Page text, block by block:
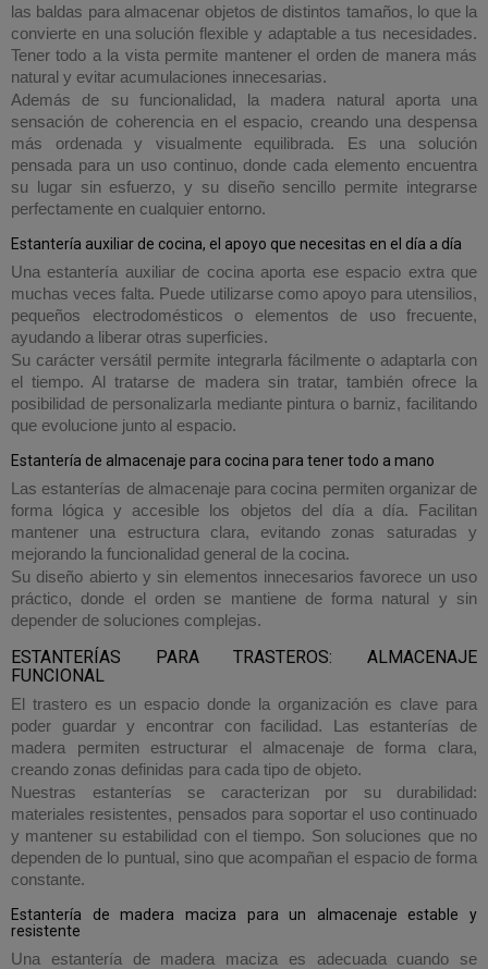
las baldas para almacenar objetos de distintos tamaños, lo que la
convierte en una solución flexible y adaptable a tus necesidades.
Tener todo a la vista permite mantener el orden de manera más
natural y evitar acumulaciones innecesarias.
Además de su funcionalidad, la madera natural aporta una
sensación de coherencia en el espacio, creando una despensa
más ordenada y visualmente equilibrada. Es una solución
pensada para un uso continuo, donde cada elemento encuentra
su lugar sin esfuerzo, y su diseño sencillo permite integrarse
perfectamente en cualquier entorno.
Estantería auxiliar de cocina, el apoyo que necesitas en el día a día
Una estantería auxiliar de cocina aporta ese espacio extra que
muchas veces falta. Puede utilizarse como apoyo para utensilios,
pequeños electrodomésticos o elementos de uso frecuente,
ayudando a liberar otras superficies.
Su carácter versátil permite integrarla fácilmente o adaptarla con
el tiempo. Al tratarse de madera sin tratar, también ofrece la
posibilidad de personalizarla mediante pintura o barniz, facilitando
que evolucione junto al espacio.
Estantería de almacenaje para cocina para tener todo a mano
Las estanterías de almacenaje para cocina permiten organizar de
forma lógica y accesible los objetos del día a día. Facilitan
mantener una estructura clara, evitando zonas saturadas y
mejorando la funcionalidad general de la cocina.
Su diseño abierto y sin elementos innecesarios favorece un uso
práctico, donde el orden se mantiene de forma natural y sin
depender de soluciones complejas.
ESTANTERÍAS PARA TRASTEROS: ALMACENAJE
FUNCIONAL
El trastero es un espacio donde la organización es clave para
poder guardar y encontrar con facilidad. Las estanterías de
madera permiten estructurar el almacenaje de forma clara,
creando zonas definidas para cada tipo de objeto.
Nuestras estanterías se caracterizan por su durabilidad:
materiales resistentes, pensados para soportar el uso continuado
y mantener su estabilidad con el tiempo. Son soluciones que no
dependen de lo puntual, sino que acompañan el espacio de forma
constante.
Estantería de madera maciza para un almacenaje estable y
resistente
Una estantería de madera maciza es adecuada cuando se